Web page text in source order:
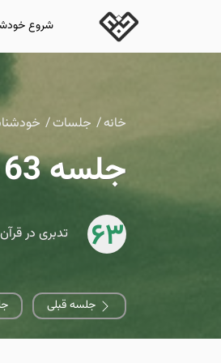
شروع
خانه جلسات
جلسه 63 خودشناسی در قرآن، سوره هود، آیه 46تا49
63 تدبری در قرآن 1396/04/01 - استاد حسین نوروزی
جلسه قبلی